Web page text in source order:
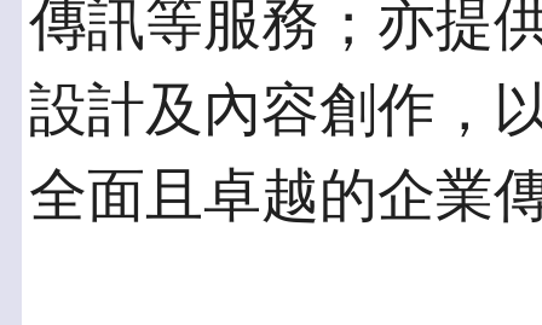
傳訊等服務；亦提
設計及內容創作，
全面且卓越的企業